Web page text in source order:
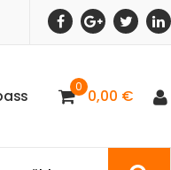
ass 0 0,00 €